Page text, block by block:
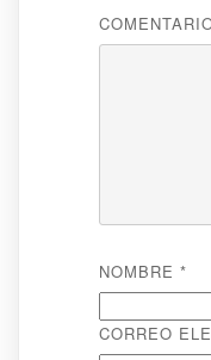
NOMBRE *
CORREO